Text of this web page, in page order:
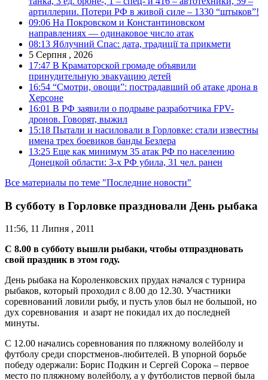
артиллерии. Потери РФ в живой силе – 1330 “штыков”!
09:06 На Покровском и Константиновском
направлениях — одинаковое число атак
08:13 Яблучний Спас: дата, традиції та прикмети
5 Серпня , 2026
17:47 В Краматорской громаде объявили
принудительную эвакуацию детей
16:54 “Смотри, овощи”: пострадавший об атаке дрона в
Херсоне
16:01 В РФ заявили о подрыве разработчика FPV-
дронов. Говорят, выжил
15:18 Пытали и насиловали в Горловке: стали известны
имена трех боевиков банды Безлера
13:25 Еще как минимум 35 атак РФ по населению
Донецкой области: 3-х РФ убила, 31 чел. ранен
Все материалы по теме "Последние новости"
В субботу в Горловке праздновали День рыбака
11:56, 11 Липня , 2011
С 8.00 в субботу вышли рыбаки, чтобы отпраздновать
свой праздник в этом году.
День рыбака на Короленковских прудах начался с турнира
рыбаков, который проходил с 8.00 до 12.30. Участники
соревнований ловили рыбу, и пусть улов был не большой, но
дух соревнования и азарт не покидал их до последней
минуты.
С 12.00 начались соревнования по пляжному волейболу и
футболу среди спорстменов-любителей. В упорной борьбе
победу одержали: Борис Подкин и Сергей Сорока – первое
место по пляжному волейболу, а у футболистов первой была